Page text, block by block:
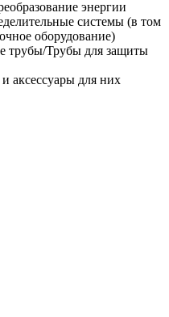
энергии
системы (в том
оборудование)
трубы/Трубы для защиты
аксессуары для них